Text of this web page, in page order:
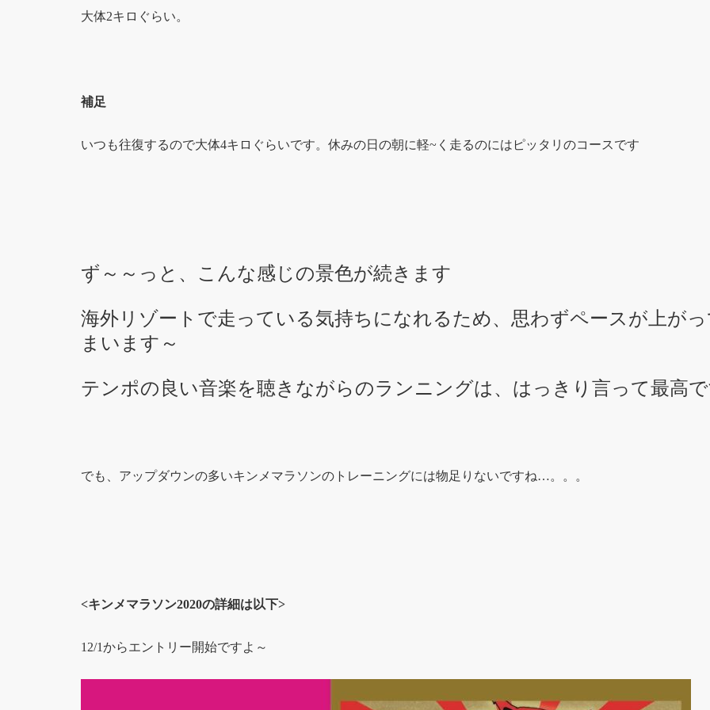
大体2キロぐらい。
補足
いつも往復するので大体4キロぐらいです。休みの日の朝に軽~く走るのにはピッタリのコースです
ず～～っと、こんな感じの景色が続きます
海外リゾートで走っている気持ちになれるため、思わずペースが上が
まいます～
テンポの良い音楽を聴きながらのランニングは、はっきり言って最高
でも、アップダウンの多いキンメマラソンのトレーニングには物足りないですね…。。。
<キンメマラソン2020の詳細は以下>
12/1からエントリー開始ですよ～